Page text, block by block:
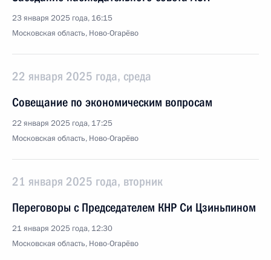
23 января 2025 года, 16:15
Московская область, Ново-Огарёво
22 января 2025 года, среда
Совещание по экономическим вопросам
22 января 2025 года, 17:25
Московская область, Ново-Огарёво
21 января 2025 года, вторник
Переговоры с Председателем КНР Си Цзиньпином
21 января 2025 года, 12:30
Московская область, Ново-Огарёво